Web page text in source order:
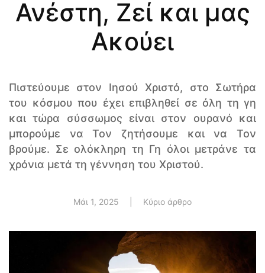
Ανέστη, Ζεί και μας
Ακούει
Πιστεύουμε στον Ιησού Χριστό, στο Σωτήρα
του κόσμου που έχει επιβληθεί σε όλη τη γη
και τώρα σύσσωμος είναι στον ουρανό και
μπορούμε να Τον ζητήσουμε και να Τον
βρούμε. Σε ολόκληρη τη Γη όλοι μετράνε τα
χρόνια μετά τη γέννηση του Χριστού.
Μάι 1, 2025 Κύριο άρθρο